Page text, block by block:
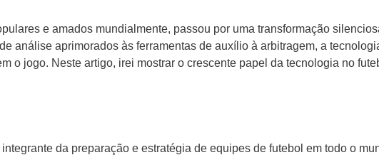
e amados mundialmente, passou por uma transformação
análise aprimorados às ferramentas de auxílio à arbitragem, a
o jogo. Neste artigo, irei mostrar o crescente papel da tecnologia no
da preparação e estratégia de equipes de futebol em todo o